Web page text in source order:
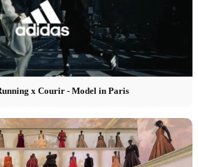
x Courir - Model in Paris